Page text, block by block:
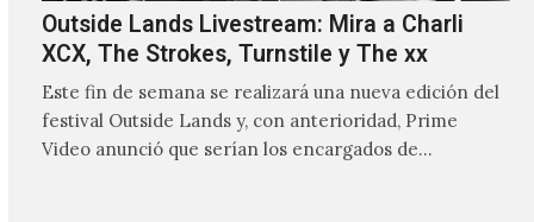
Outside Lands Livestream: Mira a Charli
XCX, The Strokes, Turnstile y The xx
Este fin de semana se realizará una nueva edición del
festival Outside Lands y, con anterioridad, Prime
Video anunció que serían los encargados de